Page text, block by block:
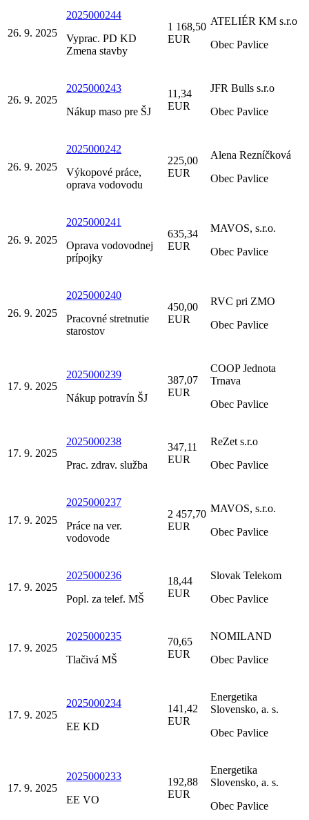
26. 9. 2025
2025000244
Vyprac. PD KD
Zmena stavby
1 168,50
EUR
ATELIÉR KM s.r.o
Obec Pavlice
26. 9. 2025
2025000243
Nákup maso pre ŠJ
11,34
EUR
JFR Bulls s.r.o
Obec Pavlice
26. 9. 2025
2025000242
Výkopové práce,
oprava vodovodu
225,00
EUR
Alena Rezníčková
Obec Pavlice
26. 9. 2025
2025000241
Oprava vodovodnej
prípojky
635,34
EUR
MAVOS, s.r.o.
Obec Pavlice
26. 9. 2025
2025000240
Pracovné stretnutie
starostov
450,00
EUR
RVC pri ZMO
Obec Pavlice
17. 9. 2025
2025000239
Nákup potravín ŠJ
387,07
EUR
COOP Jednota
Trnava
Obec Pavlice
17. 9. 2025
2025000238
Prac. zdrav. služba
347,11
EUR
ReZet s.r.o
Obec Pavlice
17. 9. 2025
2025000237
Práce na ver.
vodovode
2 457,70
EUR
MAVOS, s.r.o.
Obec Pavlice
17. 9. 2025
2025000236
Popl. za telef. MŠ
18,44
EUR
Slovak Telekom
Obec Pavlice
17. 9. 2025
2025000235
Tlačivá MŠ
70,65
EUR
NOMILAND
Obec Pavlice
17. 9. 2025
2025000234
EE KD
141,42
EUR
Energetika
Slovensko, a. s.
Obec Pavlice
17. 9. 2025
2025000233
EE VO
192,88
EUR
Energetika
Slovensko, a. s.
Obec Pavlice